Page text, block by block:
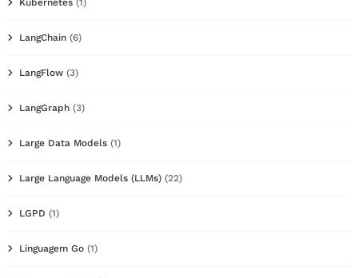
Kubernetes (1)
LangChain (6)
LangFlow (3)
LangGraph (3)
Large Data Models (1)
Large Language Models (LLMs) (22)
LGPD (1)
Linguagem Go (1)